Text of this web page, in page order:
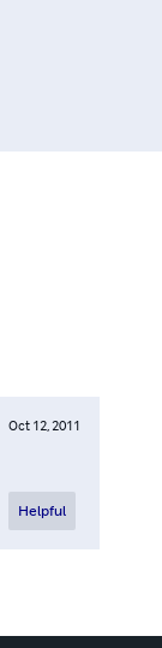
Oct 12, 2011
Helpful